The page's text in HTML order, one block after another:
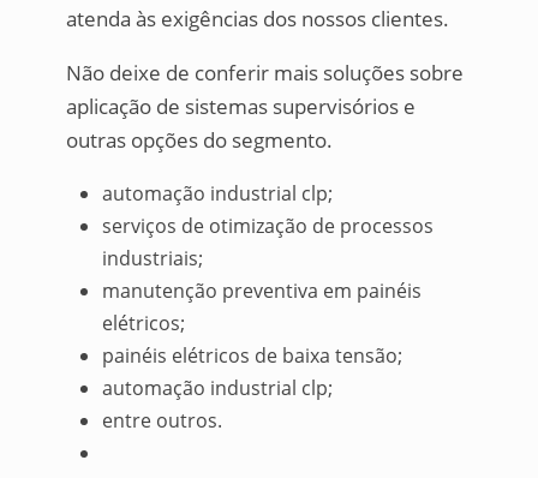
atenda às exigências dos nossos clientes.
Não deixe de conferir mais soluções sobre
aplicação de sistemas supervisórios e
outras opções do segmento.
automação industrial clp;
serviços de otimização de processos
industriais;
manutenção preventiva em painéis
elétricos;
painéis elétricos de baixa tensão;
automação industrial clp;
entre outros.